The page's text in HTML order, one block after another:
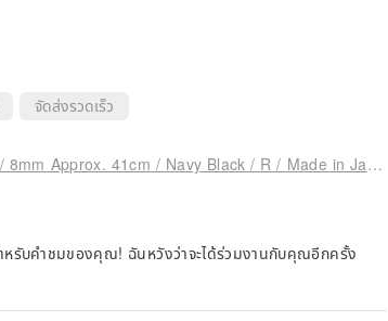
จัดส่งรวดเร็ว
[Special Price] Shell Pearl Necklace / 8mm Approx. 41cm / Navy Black / R / Made in Japan
บคำชมของคุณ! ฉันหวังว่าจะได้ร่วมงานกับคุณอีกครั้ง